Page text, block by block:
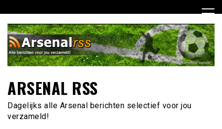
naar
inhoud
ARSENAL RSS
Dagelijks alle Arsenal berichten selectief voor jou
verzameld!